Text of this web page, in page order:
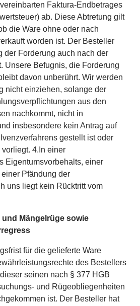
Faktura-Endbetrages
ab. Diese Abtretung gilt
die Ware ohne oder nach
worden ist. Der Besteller
der Forderung auch nach der
Unsere Befugnis, die Forderung
davon unberührt. Wir werden
nicht einziehen, solange der
aus den
nachkommt, nicht in
insbesondere kein Antrag auf
gestellt ist oder
4.In einer
Eigentumsvorbehalts, einer
Pfändung der
uns liegt kein Rücktritt vom
Mängelrüge sowie
für die gelieferte Ware
des Bestellers
seinen nach § 377 HGB
und Rügeobliegenheiten
ist. Der Besteller hat